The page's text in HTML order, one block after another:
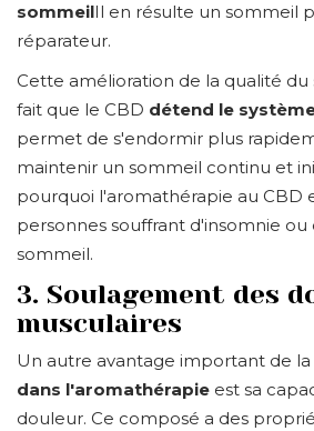
sommeilIl en résulte un sommeil
réparateur.
Cette amélioration de la qualité
fait que le CBD détend le
permet de s'endormir plus
maintenir un sommeil continu et
pourquoi l'aromathérapie au CBD
personnes souffrant d'insomnie
sommeil.
3. Soulagement des
musculaires
Un autre avantage important de la
dans l'aromathérapie est sa
douleur. Ce composé a des